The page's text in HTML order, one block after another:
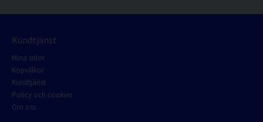
Kundtjänst
Mina sidor
Köpvillkor
Kundtjänst
Policy och cookies
Om oss